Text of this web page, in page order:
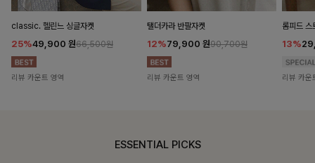
classic. 헬린느 싱글자켓
25%49,900 원66,500원
리뷰 카운트 영역
탤더카라 반팔자켓
12%79,900 원90,700원
리뷰 카운트 영역
롬피드 스
13%
리뷰 카운
ESSENTIAL PICKS